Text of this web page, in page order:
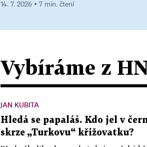
14. 7. 2026 ▪ 7 min. čtení
Vybíráme z
JAN KUBITA
Hledá se papaláš. Kdo jel v
skrze „Turkovu“ křižovatku?